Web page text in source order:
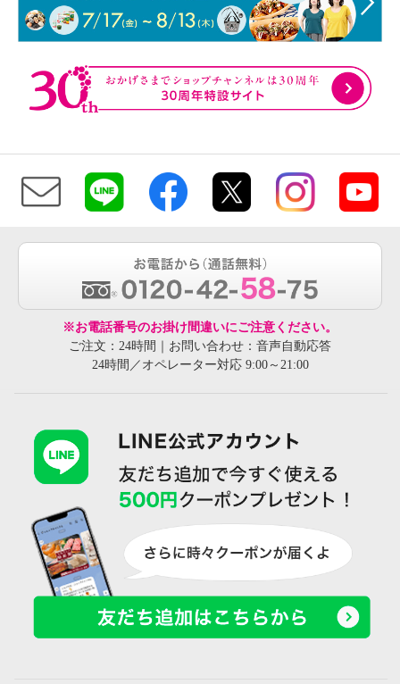
※お電話番号のお掛け間違いにご注意ください。
ご注文：24時間｜お問い合わせ：音声自動応答
24時間／オペレーター対応 9:00～21:00